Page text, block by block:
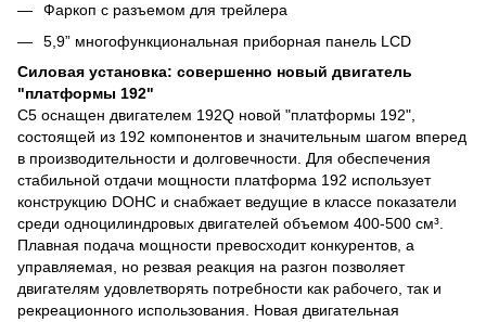
Фаркоп с разъемом для трейлера
5,9” многофункциональная приборная панель LCD
Силовая установка: совершенно новый двигатель
"платформы 192"
C5 оснащен двигателем 192Q новой "платформы 192",
состоящей из 192 компонентов и значительным шагом вперед
в производительности и долговечности. Для обеспечения
стабильной отдачи мощности платформа 192 использует
конструкцию DOHC и снабжает ведущие в классе показатели
среди одноцилиндровых двигателей объемом 400-500 см³.
Плавная подача мощности превосходит конкурентов, а
управляемая, но резвая реакция на разгон позволяет
двигателям удовлетворять потребности как рабочего, так и
рекреационного использования. Новая двигательная